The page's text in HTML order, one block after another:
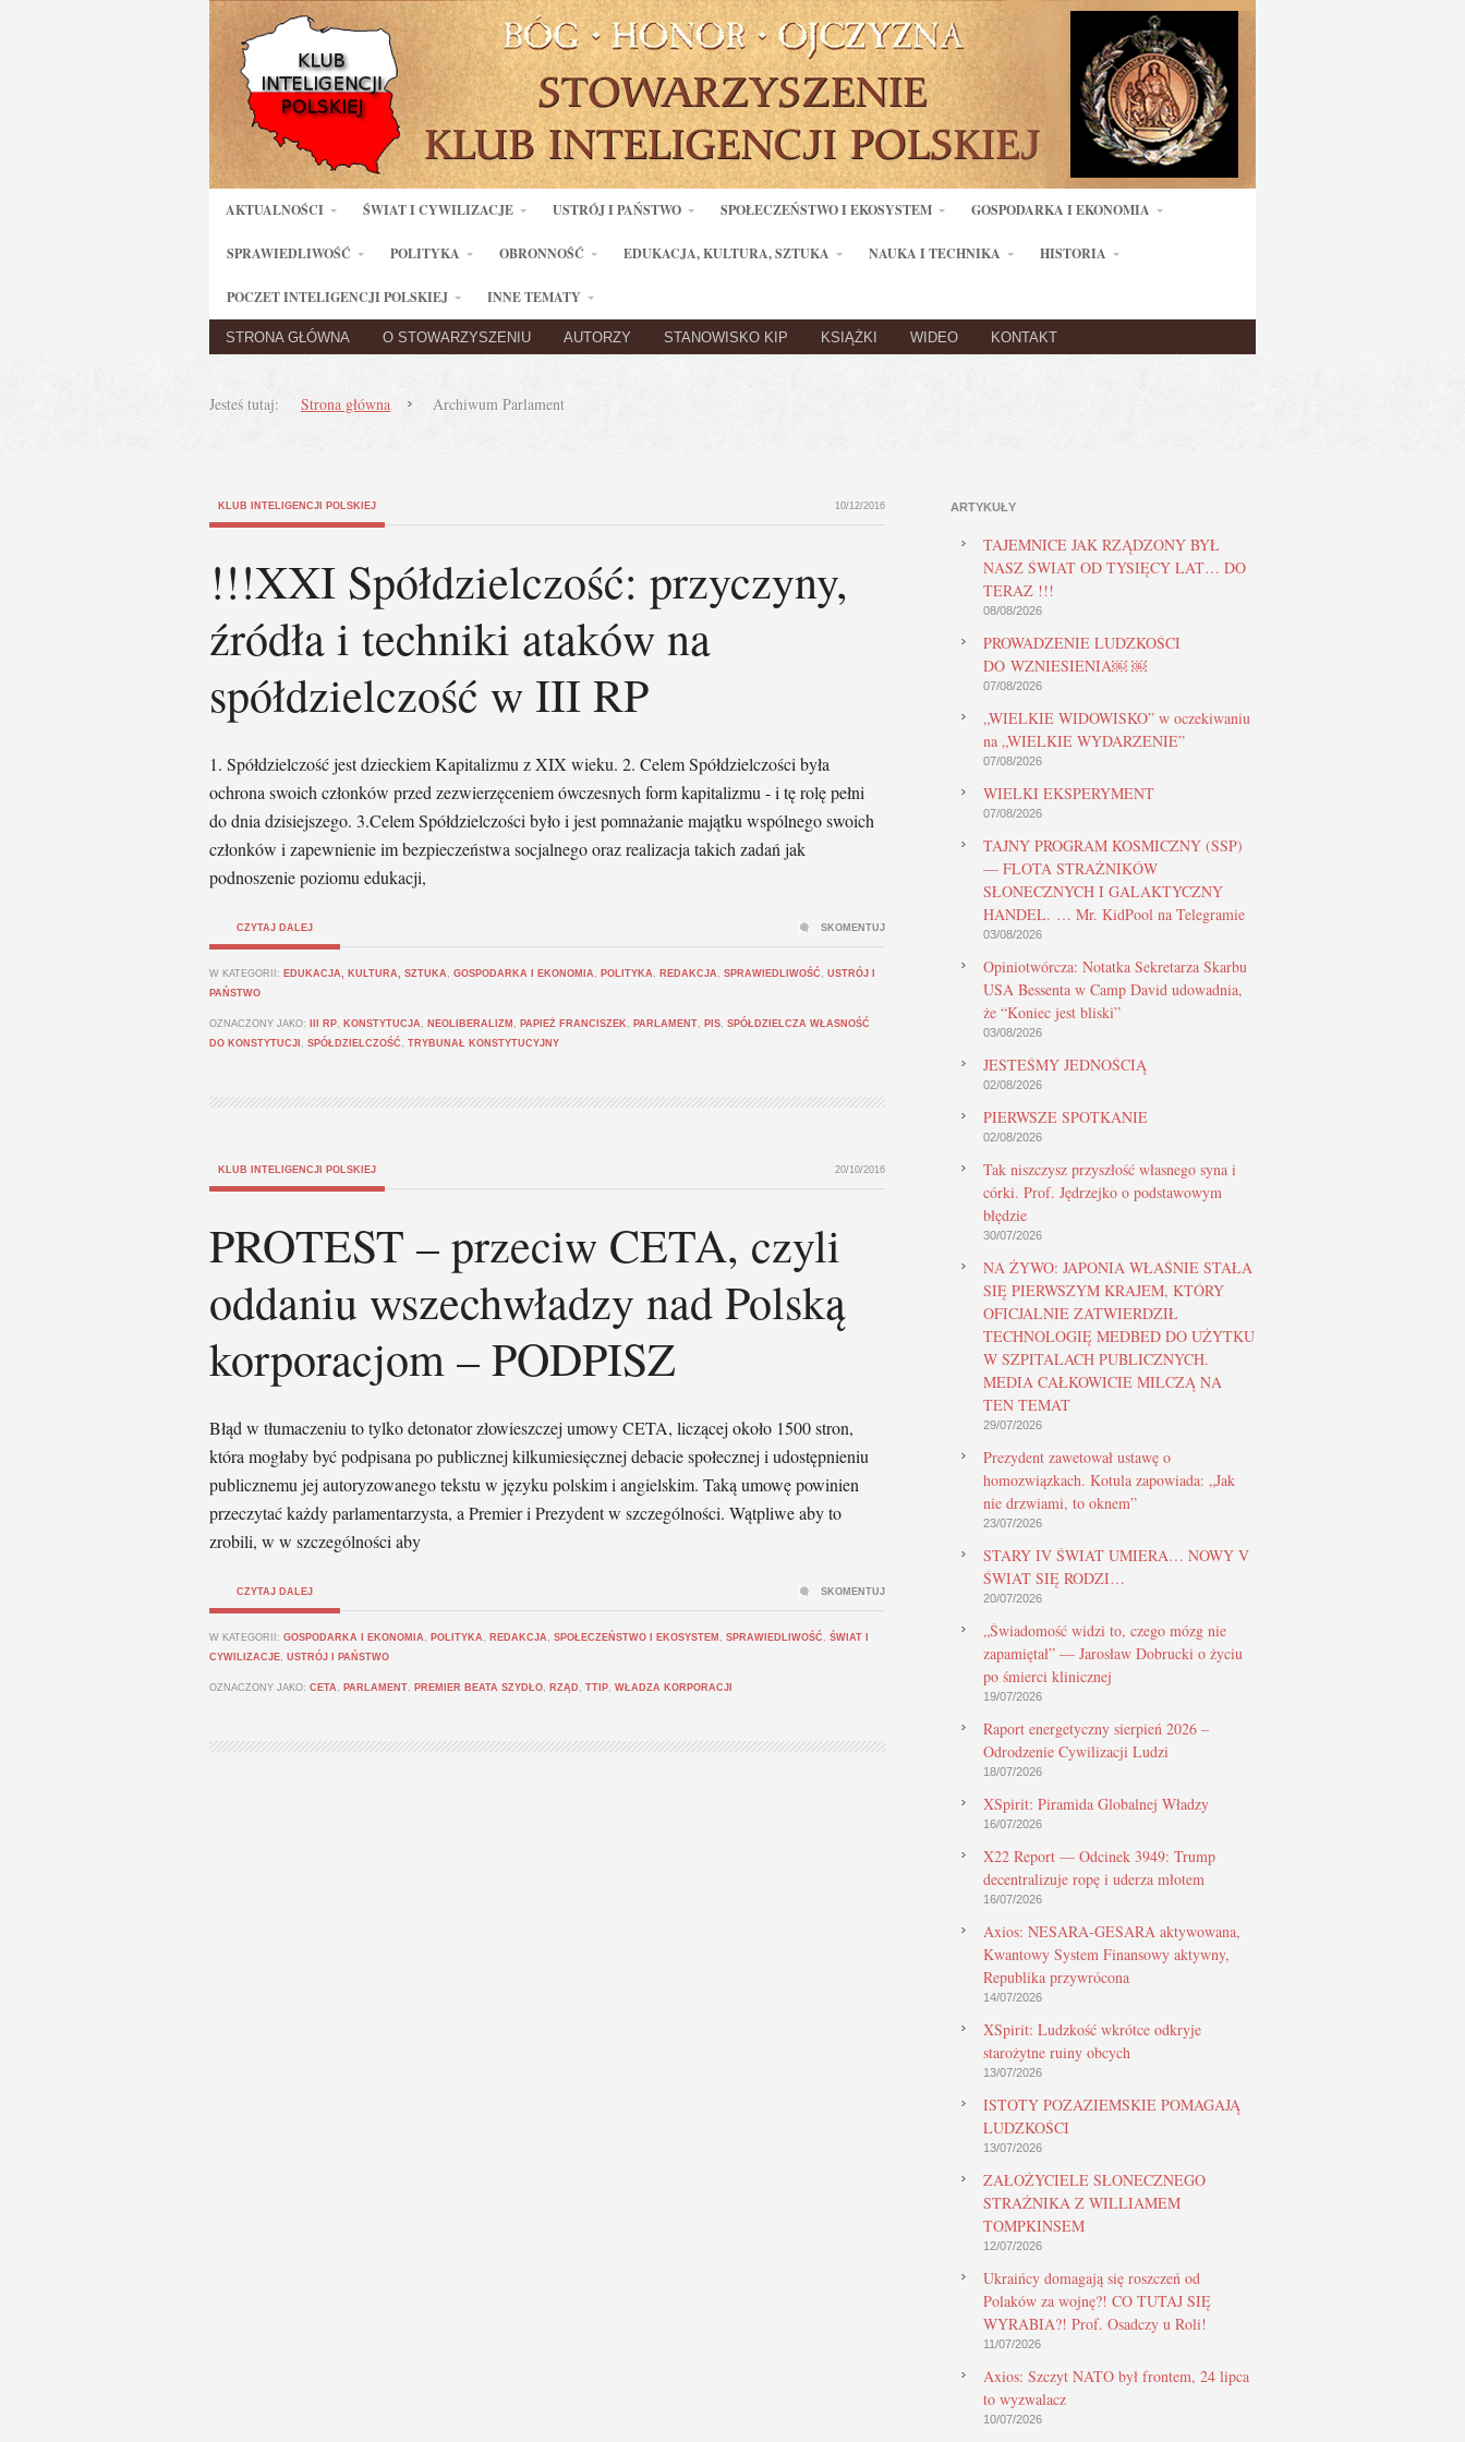
AKTUALNOŚCI ŚWIAT I CYWILIZACJE USTRÓJ I PAŃSTWO SPOŁECZEŃSTWO I EKOSYSTEM GOSPODARKA I EKONOMIA
SPRAWIEDLIWOŚĆ POLITYKA OBRONNOŚĆ EDUKACJA, KULTURA, SZTUKA NAUKA I TECHNIKA HISTORIA
POCZET INTELIGENCJI POLSKIEJ INNE TEMATY
STRONA GŁÓWNA O STOWARZYSZENIU AUTORZY STANOWISKO KIP KSIĄŻKI WIDEO KONTAKT
Jesteś tutaj: Strona główna Archiwum Parlament
KLUB INTELIGENCJI POLSKIEJ 10/12/2016
!!!XXI Spółdzielczość: przyczyny,
źródła i techniki ataków na
spółdzielczość w III RP
1. Spółdzielczość jest dzieckiem Kapitalizmu z XIX wieku. 2. Celem Spółdzielczości była
ochrona swoich członków przed zezwierzęceniem ówczesnych form kapitalizmu - i tę rolę pełni
do dnia dzisiejszego. 3.Celem Spółdzielczości było i jest pomnażanie majątku wspólnego swoich
członków i zapewnienie im bezpieczeństwa socjalnego oraz realizacja takich zadań jak
podnoszenie poziomu edukacji,
CZYTAJ DALEJ
W KATEGORII: EDUKACJA, KULTURA, SZTUKA , GOSPODARKA I EKONOMIA , POLITYKA , REDAKCJA , SPRAWIEDLIWOŚĆ , USTRÓJ I
PAŃSTWO
OZNACZONY JAKO: III RP, KONSTYTUCJA , NEOLIBERALIZM , PAPIEŻ FRANCISZEK , PARLAMENT, PIS, SPÓŁDZIELCZA WŁASNOŚĆ
DO KONSTYTUCJI , SPÓŁDZIELCZOŚĆ , TRYBUNAŁ KONSTYTUCYJNY
SKOMENTUJ
KLUB INTELIGENCJI POLSKIEJ 20/10/2016
PROTEST – przeciw CETA, czyli
oddaniu wszechwładzy nad Polską
korporacjom – PODPISZ
Błąd w tłumaczeniu to tylko detonator złowieszczej umowy CETA, liczącej około 1500 stron,
która mogłaby być podpisana po publicznej kilkumiesięcznej debacie społecznej i udostępnieniu
publicznemu jej autoryzowanego tekstu w języku polskim i angielskim. Taką umowę powinien
przeczytać każdy parlamentarzysta, a Premier i Prezydent w szczególności. Wątpliwe aby to
zrobili, w w szczególności aby
CZYTAJ DALEJ
W KATEGORII: GOSPODARKA I EKONOMIA , POLITYKA , REDAKCJA , SPOŁECZEŃSTWO I EKOSYSTEM , SPRAWIEDLIWOŚĆ , ŚWIAT I
CYWILIZACJE, USTRÓJ I PAŃSTWO
OZNACZONY JAKO: CETA , PARLAMENT, PREMIER BEATA SZYDŁO, RZĄD , TTIP, WŁADZA KORPORACJI
SKOMENTUJ
ARTYKUŁY
TAJEMNICE JAK RZĄDZONY BYŁ
NASZ ŚWIAT OD TYSIĘCY LAT… DO
TERAZ !!!
08/08/2026
PROWADZENIE LUDZKOŚCI
DO WZNIESIENIA￼ ￼
07/08/2026
„WIELKIE WIDOWISKO” w oczekiwaniu
na „WIELKIE WYDARZENIE”
07/08/2026
WIELKI EKSPERYMENT
07/08/2026
TAJNY PROGRAM KOSMICZNY (SSP)
— FLOTA STRAŻNIKÓW
SŁONECZNYCH I GALAKTYCZNY
HANDEL. … Mr. KidPool na Telegramie
03/08/2026
Opiniotwórcza: Notatka Sekretarza Skarbu
USA Bessenta w Camp David udowadnia,
że “Koniec jest bliski”
03/08/2026
JESTEŚMY JEDNOŚCIĄ
02/08/2026
PIERWSZE SPOTKANIE
02/08/2026
Tak niszczysz przyszłość własnego syna i
córki. Prof. Jędrzejko o podstawowym
błędzie
30/07/2026
NA ŻYWO: JAPONIA WŁAŚNIE STAŁA
SIĘ PIERWSZYM KRAJEM, KTÓRY
OFICJALNIE ZATWIERDZIŁ
TECHNOLOGIĘ MEDBED DO UŻYTKU
W SZPITALACH PUBLICZNYCH.
MEDIA CAŁKOWICIE MILCZĄ NA
TEN TEMAT
29/07/2026
Prezydent zawetował ustawę o
homozwiązkach. Kotula zapowiada: „Jak
nie drzwiami, to oknem”
23/07/2026
STARY IV ŚWIAT UMIERA… NOWY V
ŚWIAT SIĘ RODZI…
20/07/2026
„Świadomość widzi to, czego mózg nie
zapamiętał” — Jarosław Dobrucki o życiu
po śmierci klinicznej
19/07/2026
Raport energetyczny sierpień 2026 –
Odrodzenie Cywilizacji Ludzi
18/07/2026
XSpirit: Piramida Globalnej Władzy
16/07/2026
X22 Report — Odcinek 3949: Trump
decentralizuje ropę i uderza młotem
16/07/2026
Axios: NESARA-GESARA aktywowana,
Kwantowy System Finansowy aktywny,
Republika przywrócona
14/07/2026
XSpirit: Ludzkość wkrótce odkryje
starożytne ruiny obcych
13/07/2026
ISTOTY POZAZIEMSKIE POMAGAJĄ
LUDZKOŚCI
13/07/2026
ZAŁOŻYCIELE SŁONECZNEGO
STRAŻNIKA Z WILLIAMEM
TOMPKINSEM
12/07/2026
Ukraińcy domagają się roszczeń od
Polaków za wojnę?! CO TUTAJ SIĘ
WYRABIA?! Prof. Osadczy u Roli!
11/07/2026
Axios: Szczyt NATO był frontem, 24 lipca
to wyzwalacz
10/07/2026